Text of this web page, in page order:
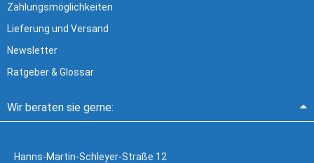
Zahlungsmöglichkeiten
Lieferung und Versand
Newsletter
Ratgeber & Glossar
Wir beraten sie gerne:
Hanns-Martin-Schleyer-Straße 12